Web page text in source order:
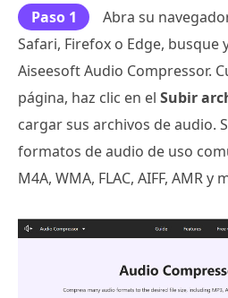
Paso 1
Abra su
Safari, Firefox o Edge, busque
Aiseesoft Audio Compressor.
página, haz clic en el Subir
cargar sus archivos de audio.
formatos de audio de uso
M4A, WMA, FLAC, AIFF, AMR y